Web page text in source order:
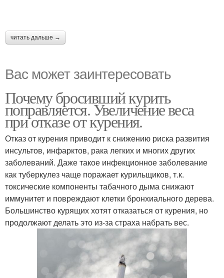
читать дальше →
Вас может заинтересовать
Почему бросивший курить
поправляется. Увеличение веса
при отказе от курения.
Отказ от курения приводит к снижению риска развития
инсультов, инфарктов, рака легких и многих других
заболеваний. Даже такое инфекционное заболевание
как туберкулез чаще поражает курильщиков, т.к.
токсические компоненты табачного дыма снижают
иммунитет и повреждают клетки бронхиального дерева.
Большинство курящих хотят отказаться от курения, но
продолжают делать это из-за страха набрать вес.